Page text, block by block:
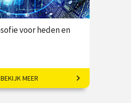
voor heden en
ethische
in een tijd
BEKIJK MEER